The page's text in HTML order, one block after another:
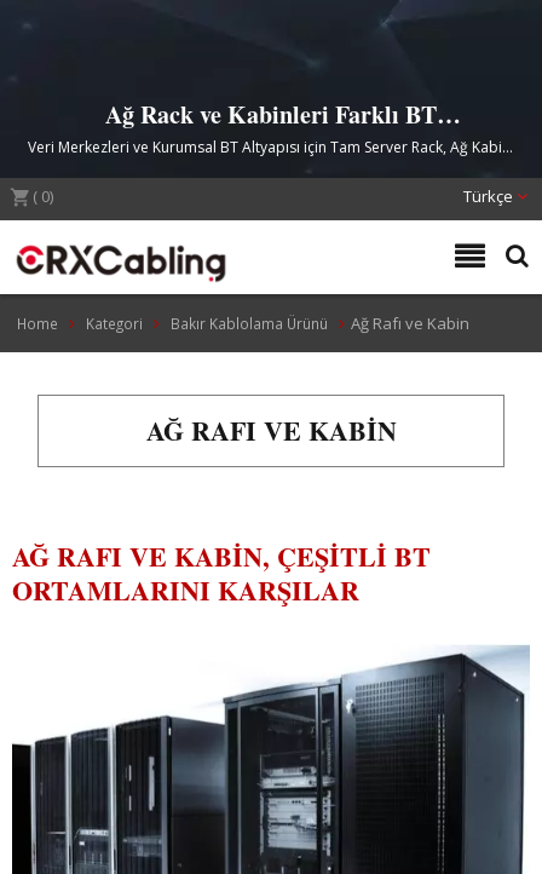
Ağ Rack ve Kabinleri Farklı BT
Ortamlarını Karşılıyor
Veri Merkezleri ve Kurumsal BT Altyapısı için Tam Server Rack, Ağ Kabini
ve Duvara Montaj Çözümleri
( 0) Türkçe
Home Kategori Bakır Kablolama Ürünü Ağ Rafı ve Kabin
AĞ RAFI VE KABIN
AĞ RAFI VE KABIN, ÇEŞITLI BT
ORTAMLARINI KARŞILAR